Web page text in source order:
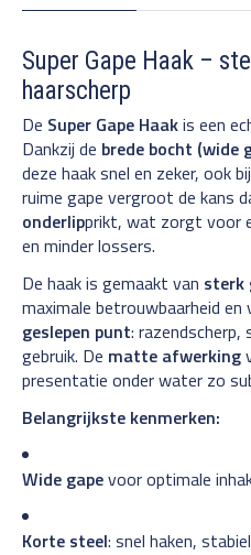
Super Gape Haak –
haarscherp
De Super Gape Haakis een
Dankzij de brede bocht (wide
deze haak snel en zeker, ook bij
ruime gape vergroot de kans
onderlipprikt, wat zorgt voor
en minder lossers.
De haak is gemaakt van sterk
maximale betrouwbaarheid en
geslepen punt: razendscherp,
gebruik. De matte afwerking
presentatie onder water zo
Belangrijkste kenmerken:
Wide gapevoor optimale
Korte steel: snel haken,